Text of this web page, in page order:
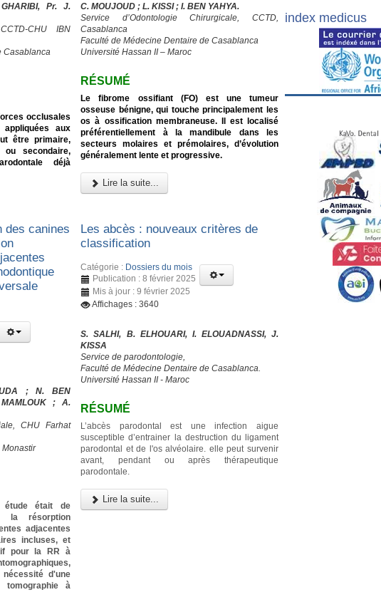
Pr. J.
CHU IBN
Casablanca
occlusales
aux
être primaire,
secondaire,
déjà
C. MOUJOUD ; L. KISSI ; I. BEN YAHYA.
Service d’Odontologie Chirurgicale, CCTD,
Casablanca
Faculté de Médecine Dentaire de Casablanca
Université Hassan II – Maroc
RÉSUMÉ
Le fibrome ossifiant (FO) est une tumeur
osseuse bénigne, qui touche principalement les
os à ossification membraneuse. Il est localisé
préférentiellement à la mandibule dans les
secteurs molaires et prémolaires, d’évolution
généralement lente et progressive.
Lire la suite...
des canines
; N. BEN
; A.
CHU Farhat
Monastir
étude était de
la résorption
adjacentes
incluses, et
pour la RR à
d'une
tomographie à
Les abcès : nouveaux critères de
classification
Catégorie : Dossiers du mois
Publication : 8 février 2025
Mis à jour : 9 février 2025
Affichages : 3640
S. SALHI, B. ELHOUARI, I. ELOUADNASSI, J.
KISSA
Service de parodontologie,
Faculté de Médecine Dentaire de Casablanca.
Université Hassan II - Maroc
RÉSUMÉ
L’abcès parodontal est une infection aigue
susceptible d’entrainer la destruction du ligament
parodontal et de l'os alvéolaire. elle peut survenir
avant, pendant ou après thérapeutique
parodontale.
Lire la suite...
index medicus